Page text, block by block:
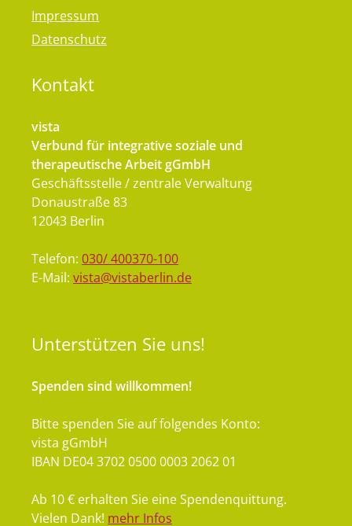
Impressum
Datenschutz
Kontakt
vista
Verbund für integrative soziale und
therapeutische Arbeit gGmbH
Geschäftsstelle / zentrale Verwaltung
Donaustraße 83
12043 Berlin
Telefon: 030/ 400370-100
E-Mail: vista@vistaberlin.de
Unterstützen Sie uns!
Spenden sind willkommen!
Bitte spenden Sie auf folgendes Konto:
vista gGmbH
IBAN DE04 3702 0500 0003 2062 01
Ab 10 € erhalten Sie eine Spendenquittung.
Vielen Dank! mehr Infos